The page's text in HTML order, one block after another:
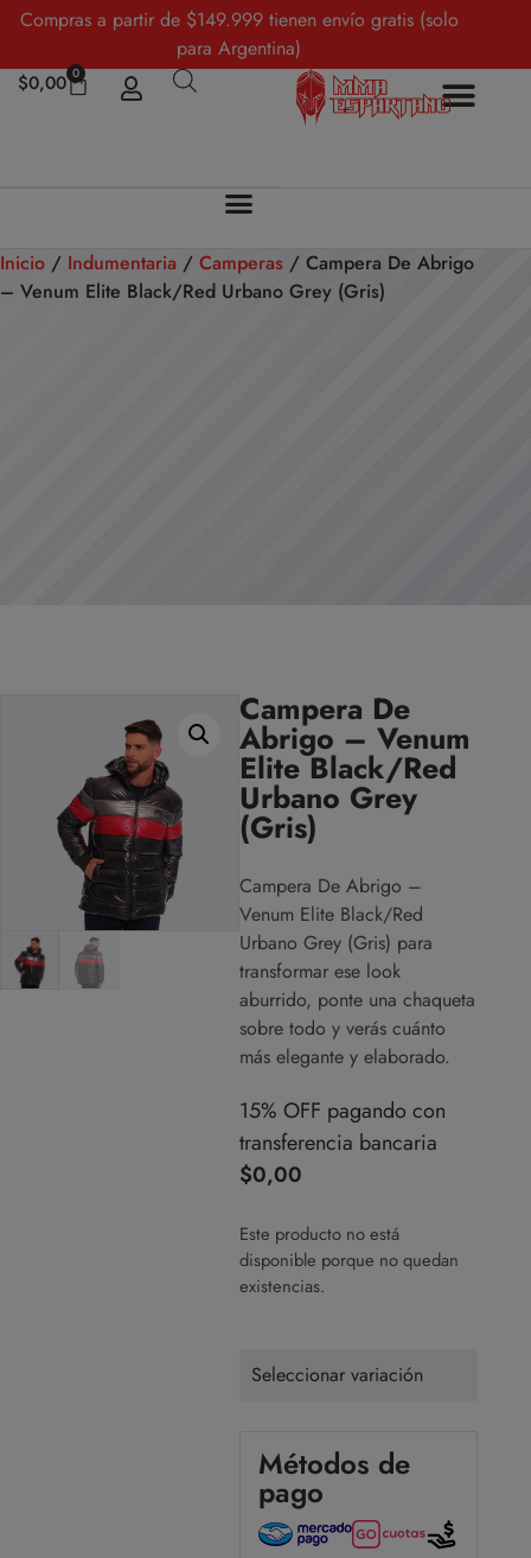
Compras a partir de $149.999 tienen envío gratis (solo
para Argentina)
$0,00 0
Inicio / Indumentaria / Camperas / Campera De Abrigo
– Venum Elite Black/Red Urbano Grey (Gris)
Campera De
Abrigo – Venum
Elite Black/Red
Urbano Grey
(Gris)
Campera De Abrigo –
Venum Elite Black/Red
Urbano Grey (Gris) para
transformar ese look
aburrido, ponte una chaqueta
sobre todo y verás cuánto
más elegante y elaborado.
15% OFF pagando con
transferencia bancaria
$0,00
Este producto no está
disponible porque no quedan
existencias.
Seleccionar variación
Métodos de
pago